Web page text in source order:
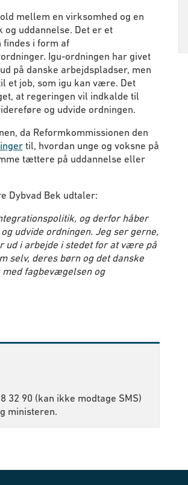
mellem en virksomhed og en
uddannelse. Det er et
findes i form af
Igu-ordningen har givet
på danske arbejdspladser, men
et job, som igu kan være. Det
at regeringen vil indkalde til
og udvide ordningen.
da Reformkommissionen den
til, hvordan unge og voksne på
tættere på uddannelse eller
Dybvad Bek udtaler:
og derfor håber
udvide ordningen. Jeg ser gerne,
ud i arbejde i stedet for at være på
selv, deres børn og det danske
fagbevægelsen og
32 90 (kan ikke modtage SMS)
ministeren.